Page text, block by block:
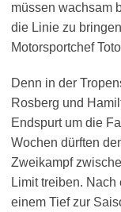
müssen wachsam
die Linie zu
Motorsportchef
Denn in der
Rosberg und
Endspurt um die
Wochen dürften
Zweikampf
Limit treiben.
einem Tief zur